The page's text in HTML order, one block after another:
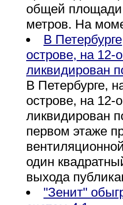
общей площади
метров. На
В
острове, на 12-
ликвидирован
В Петербурге,
острове, на 12-
ликвидирован
первом этаже
один
выхода
"Зенит"